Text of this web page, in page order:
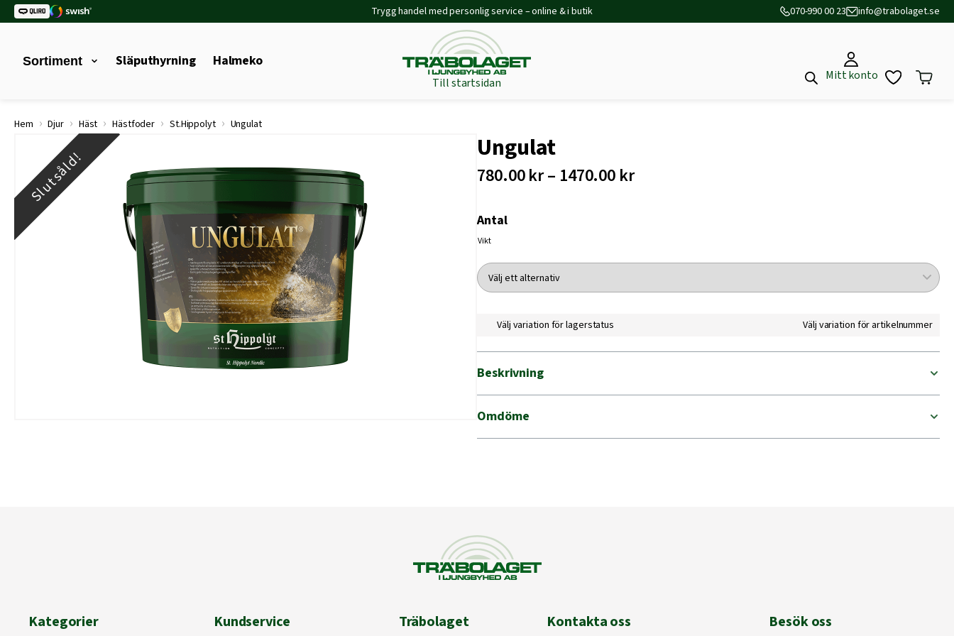
Trygg handel med personlig service – online & i butik 070-990 00 23 info@trabolaget.se
Sortiment Släputhyrning Halmeko
Till startsidan
Mitt konto
Hem › Djur › Häst › Hästfoder › St.Hippolyt › Ungulat
Slutsåld! Ungulat
780.00 kr – 1470.00 kr
Antal
Vikt
Välj variation för lagerstatus Välj variation för artikelnummer
Beskrivning
Omdöme
Kategorier Kundservice Träbolaget Kontakta oss Besök oss